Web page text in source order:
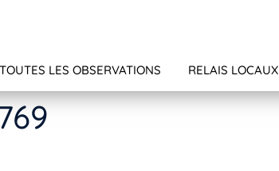
TOUTES LES OBSERVATIONS RELAIS LOCAUX